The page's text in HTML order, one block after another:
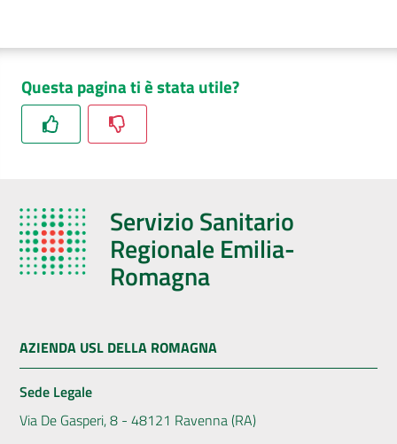
Questa pagina ti è stata utile?
Servizio Sanitario
Regionale Emilia-
Romagna
AZIENDA USL DELLA ROMAGNA
Sede Legale
Via De Gasperi, 8 - 48121 Ravenna (RA)